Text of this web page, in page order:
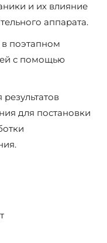
и их влияние
аппарата.
в поэтапном
с помощью
для постановки